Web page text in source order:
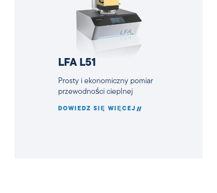
LFA L51
Prosty i ekonomiczny pomiar
przewodności cieplnej
DOWIEDZ SIĘ WIĘCEJ